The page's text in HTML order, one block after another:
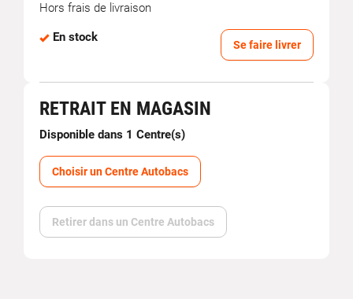
Hors frais de livraison
En stock
Se faire livrer
RETRAIT EN MAGASIN
Disponible dans 1 Centre(s)
Choisir un Centre Autobacs
Retirer dans un Centre Autobacs